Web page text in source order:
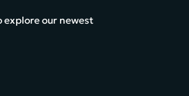
explore our newest